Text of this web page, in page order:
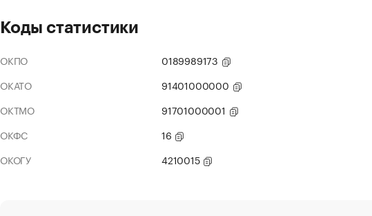
Коды статистики
ОКПО
0189989173
ОКАТО
91401000000
ОКТМО
91701000001
ОКФС
16
ОКОГУ
4210015